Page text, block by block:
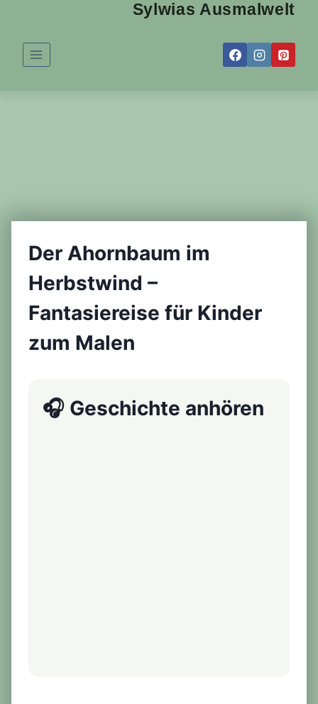
springen
Sylwias Ausmalwelt
Der Ahornbaum im
Herbstwind –
Fantasiereise für Kinder
zum Malen
🎧 Geschichte anhören